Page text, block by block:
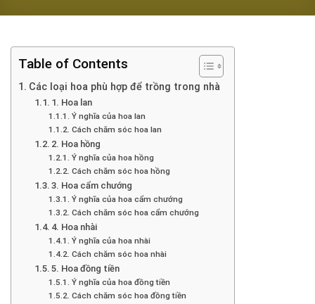
Table of Contents
Các loại hoa phù hợp để trồng trong nhà
1. Hoa lan
Ý nghĩa của hoa lan
Cách chăm sóc hoa lan
2. Hoa hồng
Ý nghĩa của hoa hồng
Cách chăm sóc hoa hồng
3. Hoa cẩm chướng
Ý nghĩa của hoa cẩm chướng
Cách chăm sóc hoa cẩm chướng
4. Hoa nhài
Ý nghĩa của hoa nhài
Cách chăm sóc hoa nhài
5. Hoa đồng tiền
Ý nghĩa của hoa đồng tiền
Cách chăm sóc hoa đồng tiền